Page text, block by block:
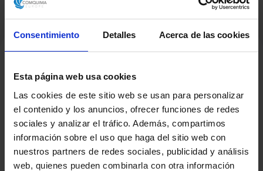
Consentimiento Detalles Acerca de las cookies
Esta página web usa cookies
Las cookies de este sitio web se usan para personalizar
el contenido y los anuncios, ofrecer funciones de redes
sociales y analizar el tráfico. Además, compartimos
información sobre el uso que haga del sitio web con
nuestros partners de redes sociales, publicidad y análisis
web, quienes pueden combinarla con otra información
Productos Relacionados